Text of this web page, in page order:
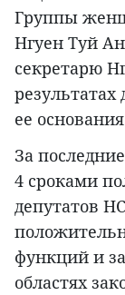
Группы
Нгуен Туй
секретарю
ее
За
4 сроками
депутатов
функций и
областях